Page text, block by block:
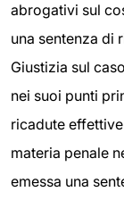
abrogativi sul
una sentenza di
Giustizia sul
nei suoi punti
ricadute
materia penale
emessa una